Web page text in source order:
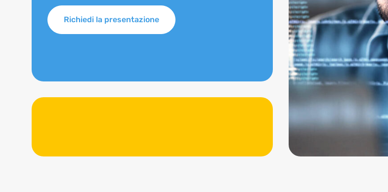
Richiedi la presentazione